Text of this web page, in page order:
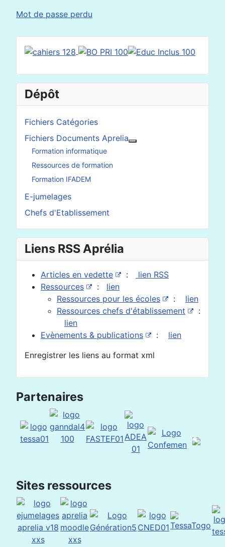
Mot de passe perdu
Dépôt
Fichiers Catégories
Fichiers Documents Aprelia
Formation informatique
Ressources de formation
Formation IFADEM
E-jumelages
Chefs d'Etablissement
Liens RSS Aprélia
Articles en vedette :
lien RSS
Ressources
: lien
Ressources pour les écoles
: lien
Ressources chefs d'établissement
:
lien
Evènements & publications
: lien
Enregistrer les liens au format xml
Partenaires
Sites ressources